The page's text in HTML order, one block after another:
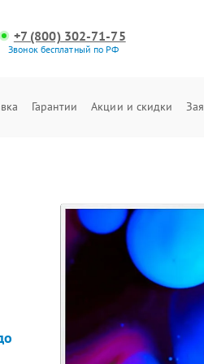
+7 (800) 302-71-75
Звонок бесплатный по РФ
Гарантии Акции и скидки